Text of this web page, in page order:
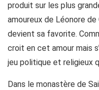
produit sur les plus
amoureux de Léonore de
devient sa favorite.
croit en cet amour mais
jeu politique et religieux
Dans le monastère de